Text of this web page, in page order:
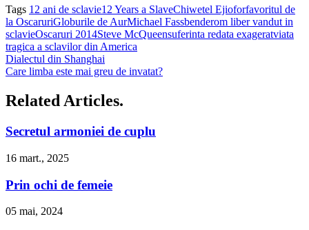
Tags 12 ani de sclavie12 Years a SlaveChiwetel Ejioforfavoritul de
la OscaruriGloburile de AurMichael Fassbenderom liber vandut in
sclavieOscaruri 2014Steve McQueensuferinta redata exageratviata
tragica a sclavilor din America
Dialectul din Shanghai
Care limba este mai greu de invatat?
Related Articles.
Secretul armoniei de cuplu
16 mart., 2025
Prin ochi de femeie
05 mai, 2024